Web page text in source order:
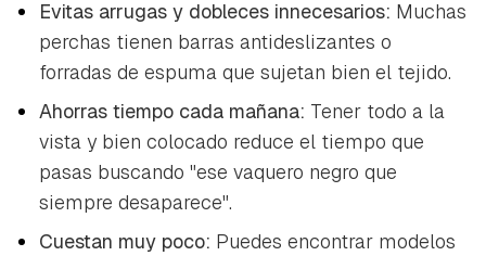
Evitas arrugas y dobleces innecesarios: Muchas
perchas tienen barras antideslizantes o
forradas de espuma que sujetan bien el tejido.
Ahorras tiempo cada mañana: Tener todo a la
vista y bien colocado reduce el tiempo que
pasas buscando "ese vaquero negro que
siempre desaparece".
Cuestan muy poco: Puedes encontrar modelos